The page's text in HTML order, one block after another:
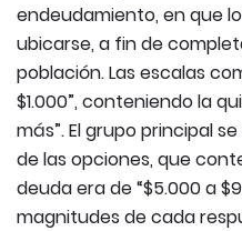
endeudamiento, en que
ubicarse, a fin de
población. Las escalas
$1.000”, conteniendo la
más”. El grupo principal
de las opciones, que
deuda era de “$5.000 a
magnitudes de cada